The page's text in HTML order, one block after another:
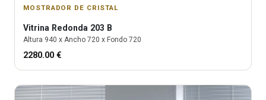
MOSTRADOR DE CRISTAL
Vitrina Redonda 203 B
Altura 940 x Ancho 720 x Fondo 720
2280.00 €